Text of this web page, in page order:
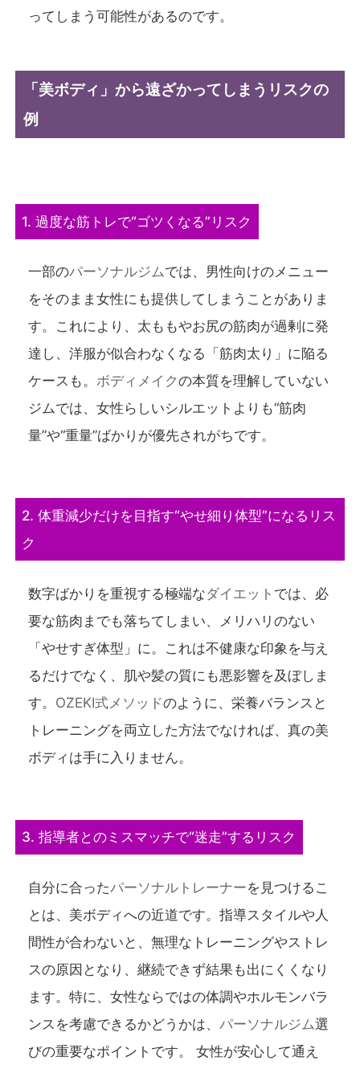
ってしまう可能性があるのです。
「美ボディ」から遠ざかってしまうリスクの
例
1. 過度な筋トレで“ゴツくなる”リスク
一部のパーソナルジムでは、男性向けのメニュー
をそのまま女性にも提供してしまうことがありま
す。これにより、太ももやお尻の筋肉が過剰に発
達し、洋服が似合わなくなる「筋肉太り」に陥る
ケースも。 ボディメイクの本質を理解していない
ジムでは、女性らしいシルエットよりも“筋肉
量”や“重量”ばかりが優先されがちです。
2. 体重減少だけを目指す“やせ細り体型”になるリス
ク
数字ばかりを重視する極端なダイエット では、必
要な筋肉までも落ちてしまい、メリハリのない
「やせすぎ体型」に。これは不健康な印象を与え
るだけでなく、肌や髪の質にも悪影響を及ぼしま
す。 OZEKI式メソッドのように、栄養バランスと
トレーニングを両立した方法でなければ、真の美
ボディは手に入りません。
3. 指導者とのミスマッチで“迷走”するリスク
自分に合ったパーソナルトレーナーを見つけるこ
とは、美ボディへの近道です。指導スタイルや人
間性が合わないと、無理なトレーニングやストレ
スの原因となり、継続できず結果も出にくくなり
ます。特に、女性ならではの体調やホルモンバラ
ンスを考慮できるかどうかは、パーソナルジム選
びの重要なポイントです。 女性が安心して通え